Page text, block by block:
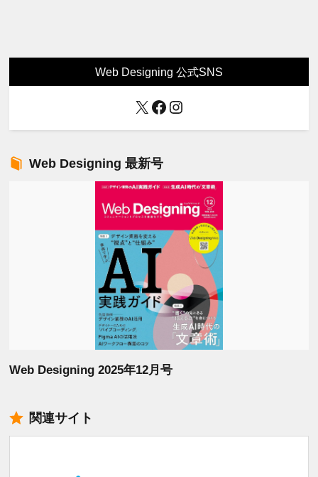
Web Designing 公式SNS
X Facebook
Instagram
Web Designing 最新号
Web Designing 2025年12月号
関連サイト